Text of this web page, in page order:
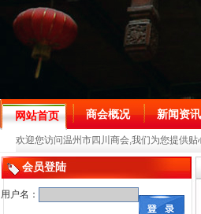
网站首页
欢迎您访问温州市四川商会,我们为您提供贴
商会概况 新闻资讯
会员登陆
用户名：